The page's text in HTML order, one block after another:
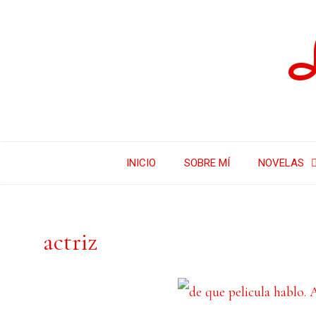
INICIO SOBRE MÍ NOVELAS
actriz